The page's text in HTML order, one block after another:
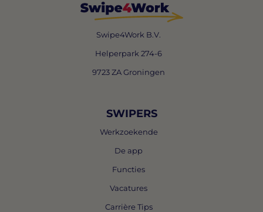
Swipe4Work B.V.
Helperpark 274-6
9723 ZA Groningen
SWIPERS
Werkzoekende
De app
Functies
Vacatures
Carrière Tips